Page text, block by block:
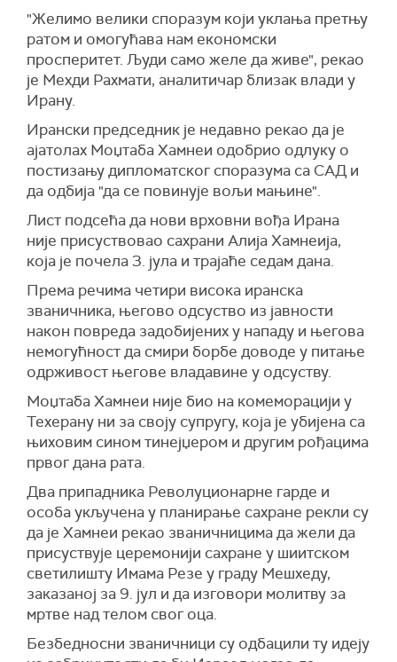
"Желимо велики споразум који уклања претњу
ратом и омогућава нам економски
просперитет. Људи само желе да живе", рекао
је Мехди Рахмати, аналитичар близак влади у
Ирану.
Ирански председник је недавно рекао да је
ајатолах Моџтаба Хамнеи одобрио одлуку о
постизању дипломатског споразума са САД и
да одбија "да се повинује вољи мањине".
Лист подсећа да нови врховни вођа Ирана
није присуствовао сахрани Алија Хамнеија,
која је почела 3. јула и трајаће седам дана.
Према речима четири висока иранска
званичника, његово одсуство из јавности
након повреда задобијених у нападу и његова
немогућност да смири борбе доводе у питање
одрживост његове владавине у одсуству.
Моџтаба Хамнеи није био на комеморацији у
Техерану ни за своју супругу, која је убијена са
њиховим сином тинејџером и другим рођацима
првог дана рата.
Два припадника Револуционарне гарде и
особа укључена у планирање сахране рекли су
да је Хамнеи рекао званичницима да жели да
присуствује церемонији сахране у шиитском
светилишту Имама Резе у граду Мешхеду,
заказаној за 9. јул и да изговори молитву за
мртве над телом свог оца.
Безбедносни званичници су одбацили ту идеју